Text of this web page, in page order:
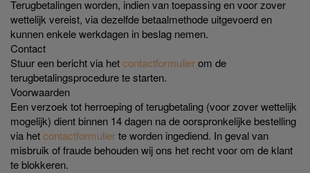
Terugbetalingen worden, indien van toepassing en voor zover
wettelijk vereist, via dezelfde betaalmethode uitgevoerd en
kunnen enkele werkdagen in beslag nemen.
Contact
Stuur een bericht via hetcontactformulierom de
terugbetalingsprocedure te starten.
Voorwaarden
Een verzoek tot herroeping of terugbetaling (voor zover wettelijk
mogelijk) dient binnen 14 dagen na de oorspronkelijke bestelling
via hetcontactformulierte worden ingediend. In geval van
misbruik of fraude behouden wij ons het recht voor om de klant
te blokkeren.